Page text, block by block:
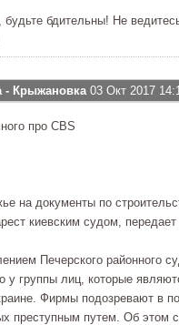
будьте бдительны! Не
- Крыжановка 03 Окт 2017
про СBS
на документы по
киевским судом,
Печерского районного
у группы лиц, которые
Фирмы подозревают в
преступным путем. Об этом